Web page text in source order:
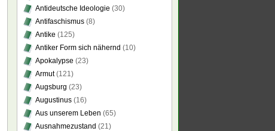
Antideutsche Ideologie (30)
Antifaschismus (8)
Antike (125)
Antiker Form sich nähernd (10)
Apokalypse (23)
Armut(121)
Augsburg (23)
Augustinus (16)
Aus unserem Leben (65)
Ausnahmezustand (21)